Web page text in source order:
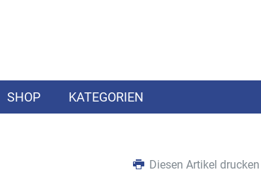
SHOP KATEGORIEN
Diesen Artikel drucken